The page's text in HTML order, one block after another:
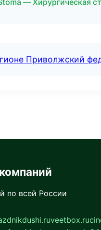
— Хирургическая
Приволжский
по всей России
veetbox.ru